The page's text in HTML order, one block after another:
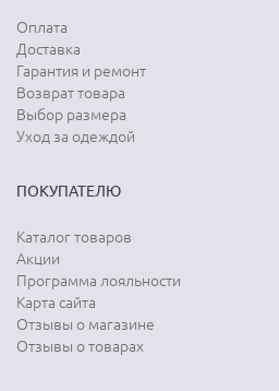
Оплата
Доставка
Гарантия и ремонт
Возврат товара
Выбор размера
Уход за одеждой
ПОКУПАТЕЛЮ
Каталог товаров
Акции
Программа лояльности
Карта сайта
Отзывы о магазине
Отзывы о товарах